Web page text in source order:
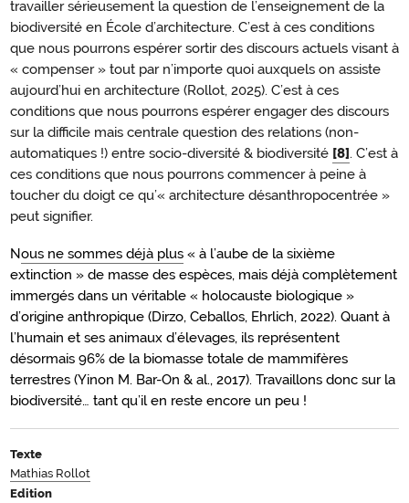
travailler sérieusement la question de l’enseignement de la
biodiversité en École d’architecture. C’est à ces conditions
que nous pourrons espérer sortir des discours actuels visant à
« compenser » tout par n’importe quoi auxquels on assiste
aujourd’hui en architecture (Rollot, 2025). C’est à ces
conditions que nous pourrons espérer engager des discours
sur la difficile mais centrale question des relations (non-
automatiques !) entre socio-diversité & biodiversité [8]. C’est à
ces conditions que nous pourrons commencer à peine à
toucher du doigt ce qu’« architecture désanthropocentrée »
peut signifier.
Nous ne sommes déjà plus « à l’aube de la sixième
extinction » de masse des espèces, mais déjà complètement
immergés dans un véritable « holocauste biologique »
d’origine anthropique (Dirzo, Ceballos, Ehrlich, 2022). Quant à
l’humain et ses animaux d’élevages, ils représentent
désormais 96% de la biomasse totale de mammifères
terrestres (Yinon M. Bar-On & al., 2017). Travaillons donc sur la
biodiversité… tant qu’il en reste encore un peu !
Texte
Mathias Rollot
Edition